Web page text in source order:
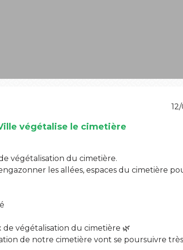
végétalise le cimetière
végétalisation du cimetière.
les allées, espaces du cimetière
de végétalisation du cimetière 🌿
de notre cimetière vont se poursuivre très